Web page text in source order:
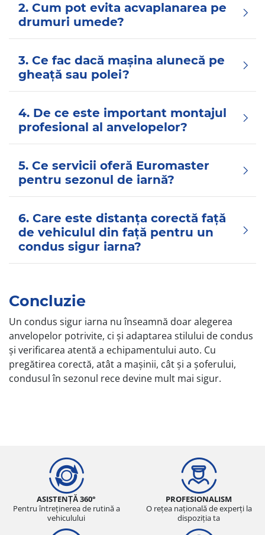
2. Cum pot evita acvaplanarea pe
drumuri umede?
3. Ce fac dacă maşina alunecă pe
gheaţă sau polei?
4. De ce este important montajul
profesional al anvelopelor?
5. Ce servicii oferă Euromaster
pentru sezonul de iarnă?
6. Care este distanţa corectă faţă
de vehiculul din faţă pentru un
condus sigur iarna?
Concluzie
Un condus sigur iarna nu înseamnă doar alegerea
anvelopelor potrivite, ci şi adaptarea stilului de condus
şi verificarea atentă a echipamentului auto. Cu
pregătirea corectă, atât a maşinii, cât şi a şoferului,
condusul în sezonul rece devine mult mai sigur.
ASISTENȚĂ 360°
Pentru întreținerea de rutină a
vehiculului
PROFESIONALISM
O rețea națională de experți la
dispoziția ta